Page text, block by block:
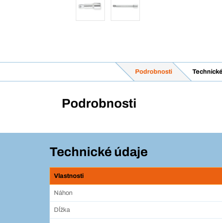
Podrobnosti
Podrobnosti
Technické údaje
Vlastnosti
Náhon
Dĺžka